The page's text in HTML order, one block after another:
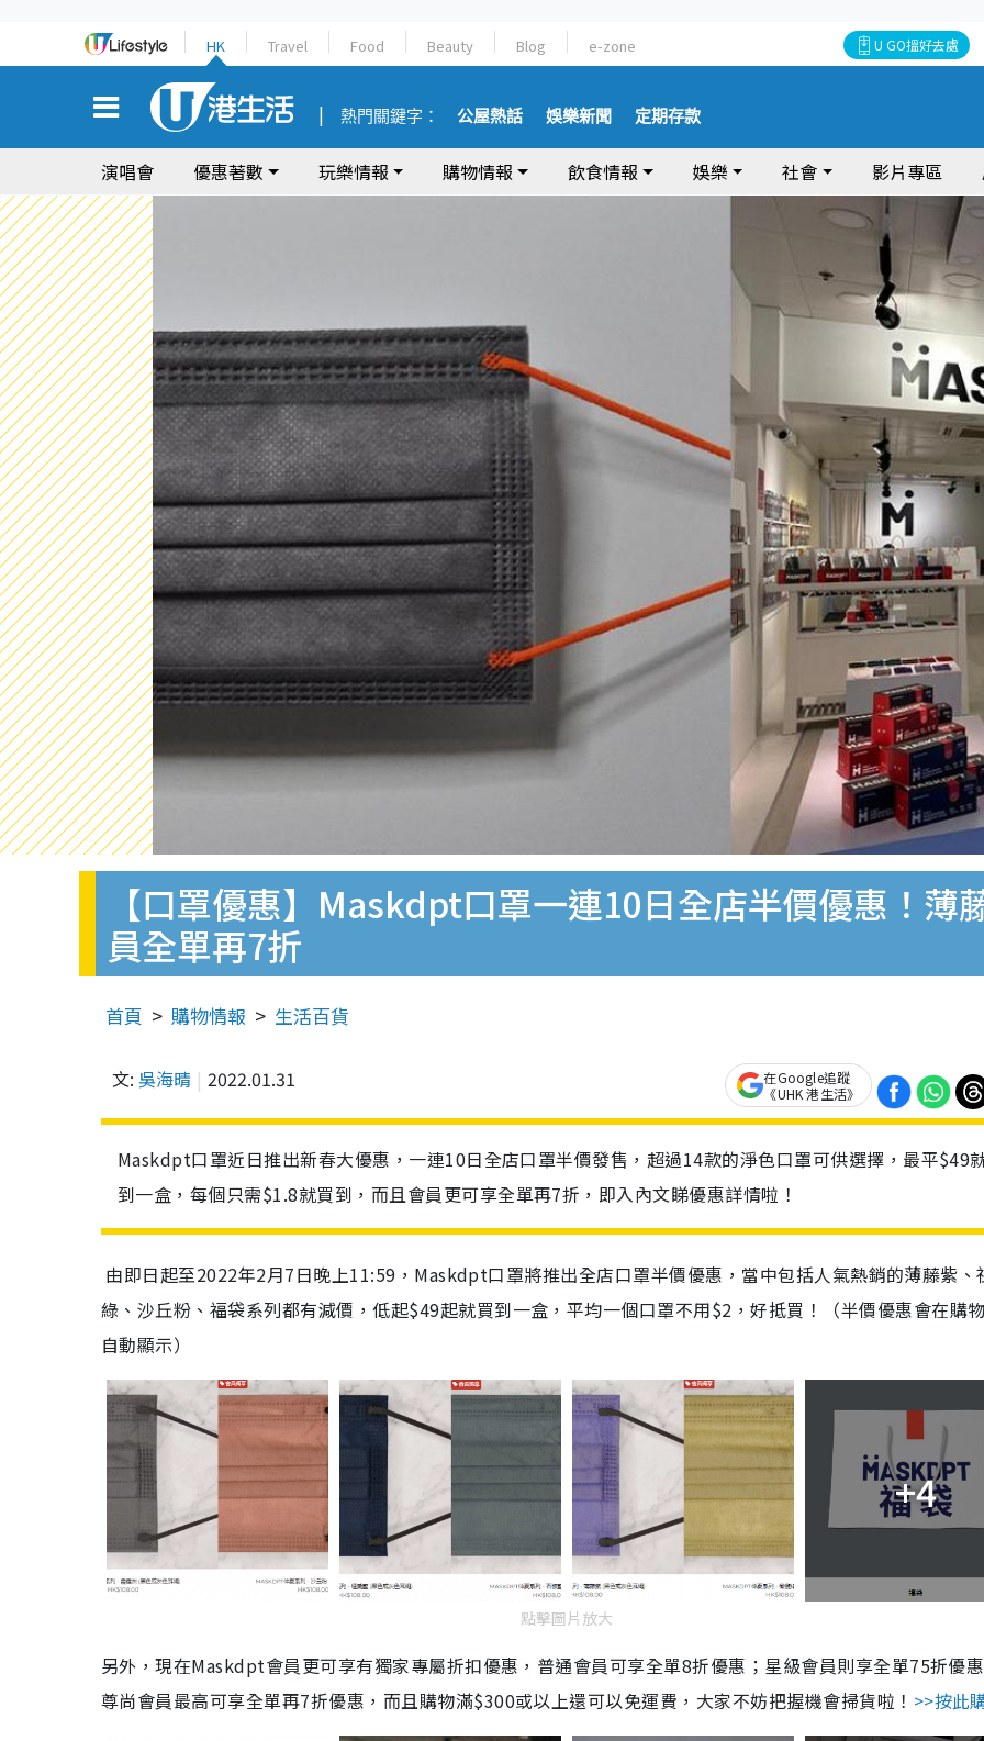
HK Travel Food Beauty Blog e-zone U GO搵好去處
熱門關鍵字： 公屋熱話 娛樂新聞 定期存款
演唱會 優惠著數 玩樂情報 購物情報 飲食情報 娛樂 社會 影片專區
【口罩優惠】Maskdpt口罩一連10日全店半價優惠！薄
員全單再7折
首頁 購物情報 生活百貨
文: 吳海晴 2022.01.31
在Google追蹤
《UHK 港生活》
Maskdpt口罩近日推出新春大優惠，一連10日全店口罩半價發售，超過14款的淨色口罩可供選擇，最平$49
到一盒，每個只需$1.8就買到，而且會員更可享全單再7折，即入內文睇優惠詳情啦！
由即日起至2022年2月7日晚上11:59 ，Maskdpt口罩將推出全店口罩半價優惠，當中包括人氣熱銷的薄藤紫、
綠、沙丘粉、福袋系列都有減價，低起$49起就買到一盒，平均一個口罩不用$2，好抵買！（半價優惠會在購
自動顯示）
+4
點擊圖片放大
另外，現在Maskdpt會員更可享有獨家專屬折扣優惠，普通會員可享全單8折優惠；星級會員則享全單75折優
尊尚會員最高可享全單再7折優惠，而且購物滿$300或以上還可以免運費，大家不妨把握機會掃貨啦！ >>按此